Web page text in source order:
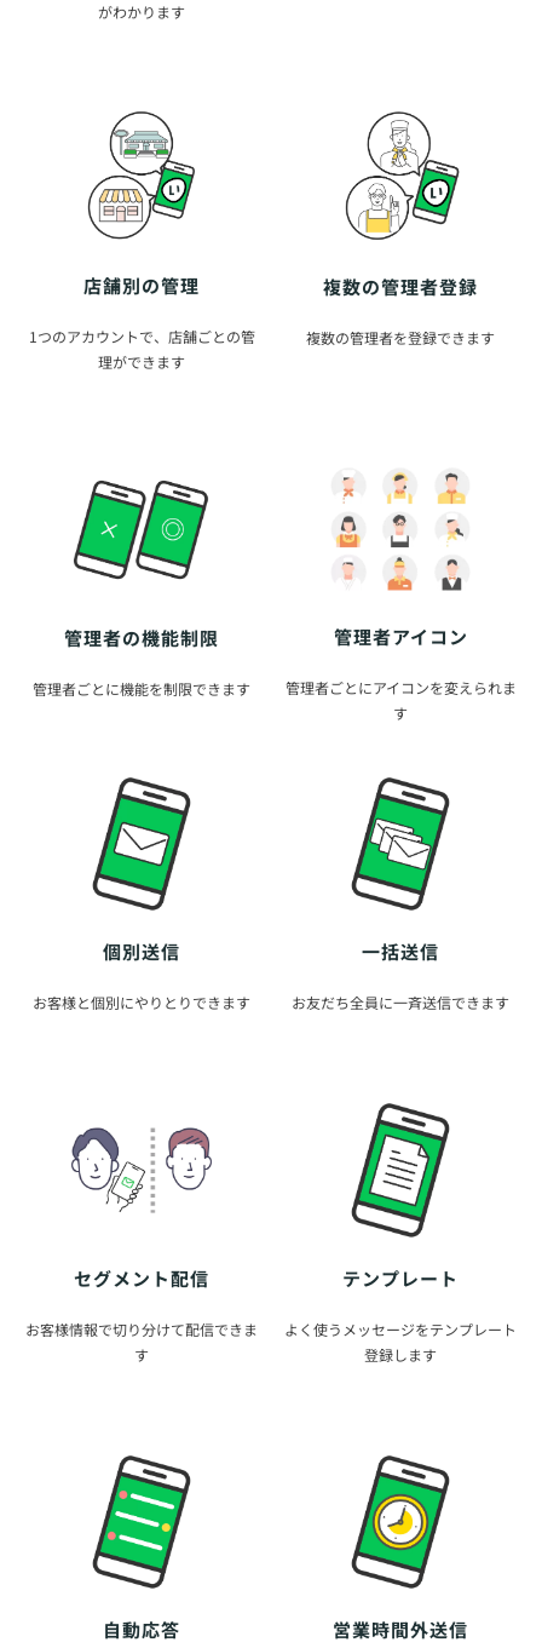
がわかります
店舗別の管理
1つのアカウントで、店舗ごとの管
理ができます
複数の管理者登録
複数の管理者を登録できます
管理者の機能制限
管理者ごとに機能を制限できます
管理者アイコン
管理者ごとにアイコンを変えられま
す
個別送信
お客様と個別にやりとりできます
一括送信
お友だち全員に一斉送信できます
セグメント配信
お客様情報で切り分けて配信できま
す
テンプレート
よく使うメッセージをテンプレート
登録します
自動応答 営業時間外送信